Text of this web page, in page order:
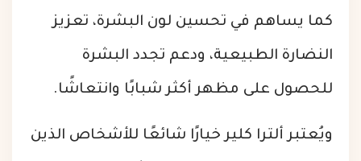
كما يساهم في تحسين لون البشرة، تعزيز
النضارة الطبيعية، ودعم تجدد البشرة
للحصول على مظهر أكثر شبابًا وانتعاشًا.
ويُعتبر ألترا كلير خيارًا شائعًا للأشخاص الذين